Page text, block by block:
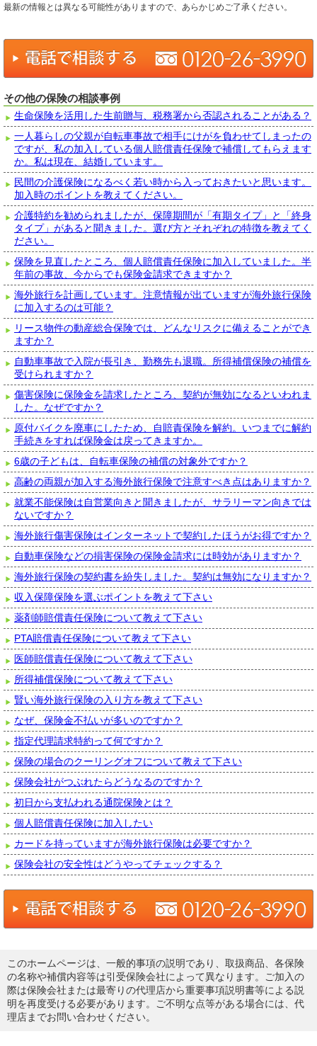
最新の情報とは異なる可能性がありますので、あらかじめご了承ください。
その他の保険の相談事例
生命保険を活用した生前贈与、税務署から否認されることがある？
一人暮らしの父親が自転車事故で相手にけがを負わせてしまったの
ですが、私の加入している個人賠償責任保険で補償してもらえます
か。私は現在、結婚しています。
民間の介護保険になるべく若い時から入っておきたいと思います。
加入時のポイントを教えてください。
介護特約を勧められましたが、保障期間が「有期タイプ」と「終身
タイプ」があると聞きました。選び方とそれぞれの特徴を教えてく
ださい。
保険を見直したところ、個人賠償責任保険に加入していました。半
年前の事故、今からでも保険金請求できますか？
海外旅行を計画しています。注意情報が出ていますが海外旅行保険
に加入するのは可能？
リース物件の動産総合保険では、どんなリスクに備えることができ
ますか？
自動車事故で入院が長引き、勤務先も退職。所得補償保険の補償を
受けられますか？
傷害保険に保険金を請求したところ、契約が無効になるといわれま
した。なぜですか？
原付バイクを廃車にしたため、自賠責保険を解約。いつまでに解約
手続きをすれば保険金は戻ってきますか。
6歳の子どもは、自転車保険の補償の対象外ですか？
高齢の両親が加入する海外旅行保険で注意すべき点はありますか？
就業不能保険は自営業向きと聞きましたが、サラリーマン向きでは
ないですか？
海外旅行傷害保険はインターネットで契約したほうがお得ですか？
自動車保険などの損害保険の保険金請求には時効がありますか？
海外旅行保険の契約書を紛失しました。契約は無効になりますか？
収入保障保険を選ぶポイントを教えて下さい
薬剤師賠償責任保険について教えて下さい
PTA賠償責任保険について教えて下さい
医師賠償責任保険について教えて下さい
所得補償保険について教えて下さい
賢い海外旅行保険の入り方を教えて下さい
なぜ、保険金不払いが多いのですか？
指定代理請求特約って何ですか？
保険の場合のクーリングオフについて教えて下さい
保険会社がつぶれたらどうなるのですか？
初日から支払われる通院保険とは？
個人賠償責任保険に加入したい
カードを持っていますが海外旅行保険は必要ですか？
保険会社の安全性はどうやってチェックする？
このホームページは、一般的事項の説明であり、取扱商品、各保険
の名称や補償内容等は引受保険会社によって異なります。ご加入の
際は保険会社または最寄りの代理店から重要事項説明書等による説
明を再度受ける必要があります。ご不明な点等がある場合には、代
理店までお問い合わせください。